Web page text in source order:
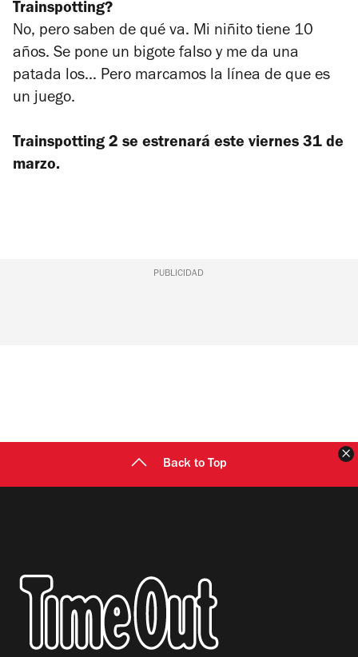
Trainspotting?
No, pero saben de qué va. Mi niñito tiene 10
años. Se pone un bigote falso y me da una
patada los… Pero marcamos la línea de que es
un juego.
Trainspotting 2 se estrenará este viernes 31 de
marzo.
PUBLICIDAD
Back to Top